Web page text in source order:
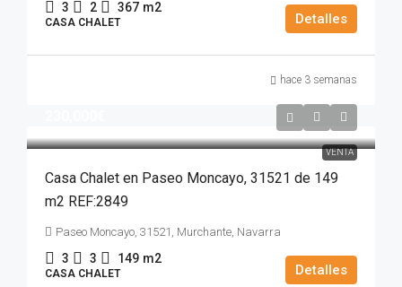
3 2 367 m2
CASA CHALET Detalles
hace 3 semanas
VENTA
Casa Chalet en Paseo Moncayo, 31521 de 149
m2 REF:2849
Paseo Moncayo, 31521, Murchante, Navarra
3 3 149 m2
CASA CHALET Detalles